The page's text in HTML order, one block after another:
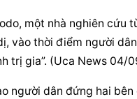
một nhà nghiên cứu
vào thời điểm người
trị gia”. (Uca News 04/
người dân đứng hai